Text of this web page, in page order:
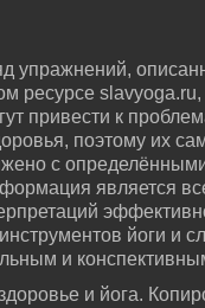
ресурсе slavyoga.ru,
привести к
поэтому их
с
является
йоги и
и
и йога.